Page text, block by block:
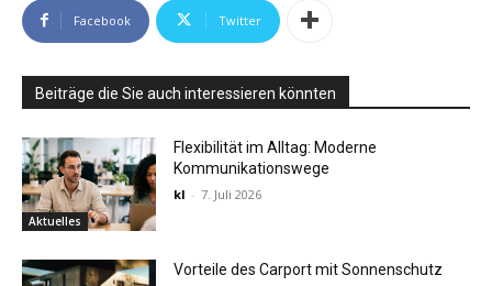
Facebook Twitter
Beiträge die Sie auch interessieren könnten
Aktuelles
Flexibilität im Alltag: Moderne
Kommunikationswege
kl - 7. Juli 2026
Vorteile des Carport mit Sonnenschutz